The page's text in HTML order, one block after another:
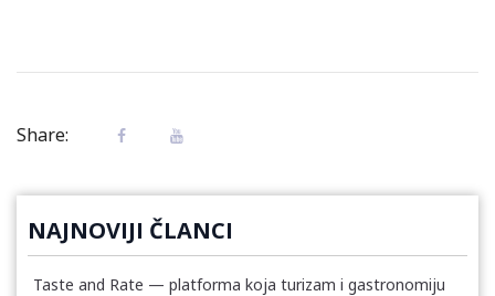
Share:
NAJNOVIJI ČLANCI
Taste and Rate — platforma koja turizam i gastronomiju